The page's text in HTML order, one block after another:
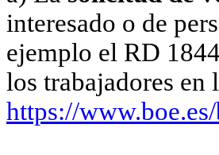
interesado o de
ejemplo el RD
los trabajadores en
https://